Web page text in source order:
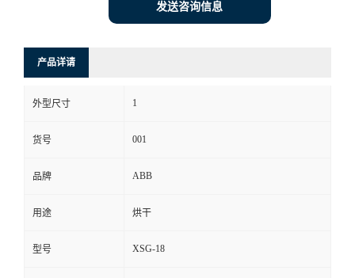
发送咨询信息
产品详请
外型尺寸 1
货号 001
品牌 ABB
用途 烘干
型号 XSG-18